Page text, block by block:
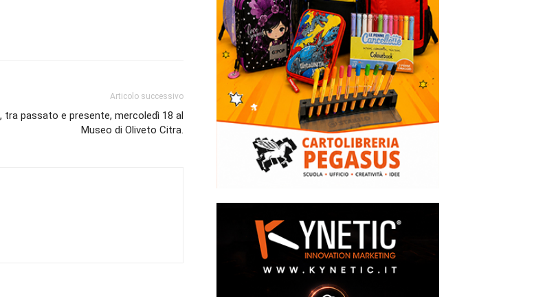
Articolo successivo
tra passato e presente, mercoledì 18 al
Museo di Oliveto Citra.